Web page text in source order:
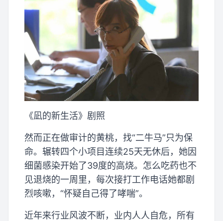
《凪的新生活》剧照
然而正在做审计的黄桃，找“二牛马”只为保
命。辗转四个小项目连续25天无休后，她因
细菌感染开始了39度的高烧。怎么吃药也不
见退烧的一周里，每次接打工作电话她都剧
烈咳嗽，“怀疑自己得了哮喘”。
近年来行业风波不断，业内人人自危，所有